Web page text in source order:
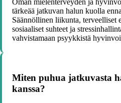
Oman mielenterveyden ja
tärkeää jatkuvan halun kuolla
Säännöllinen liikunta, terveelliset
sosiaaliset suhteet ja
vahvistamaan psyykkistä
Miten puhua jatkuvasta
kanssa?